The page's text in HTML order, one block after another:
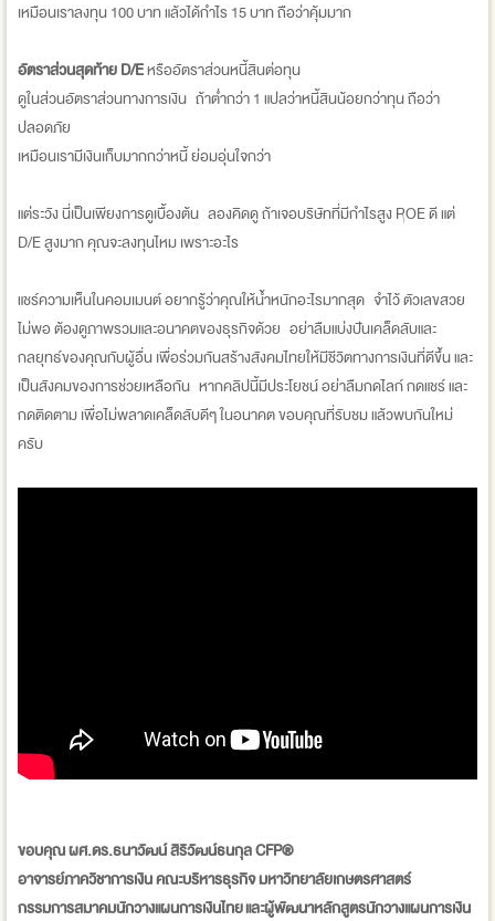
เหมือนเราลงทุน 100 บาท แล้วได้กำไร 15 บาท ถือว่าคุ้มมาก
อัตราส่วนสุดท้าย D/Eหรืออัตราส่วนหนี้สินต่อทุน
ดูในส่วนอัตราส่วนทางการเงิน ถ้าต่ำกว่า 1 แปลว่าหนี้สินน้อยกว่าทุน ถือว่า
ปลอดภัย
เหมือนเรามีเงินเก็บมากกว่าหนี้ ย่อมอุ่นใจกว่า
แต่ระวัง นี่เป็นเพียงการดูเบื้องต้น ลองคิดดู ถ้าเจอบริษัทที่มีกำไรสูง ROE ดี แต่
D/E สูงมาก คุณจะลงทุนไหม เพราะอะไร
แชร์ความเห็นในคอมเมนต์ อยากรู้ว่าคุณให้น้ำหนักอะไรมากสุด จำไว้ ตัวเลขสวย
ไม่พอ ต้องดูภาพรวมและอนาคตของธุรกิจด้วย อย่าลืมแบ่งปันเคล็ดลับและ
กลยุทธ์ของคุณกับผู้อื่น เพื่อร่วมกันสร้างสังคมไทยให้มีชีวิตทางการเงินที่ดีขึ้น และ
เป็นสังคมของการช่วยเหลือกัน หากคลิปนี้มีประโยชน์ อย่าลืมกดไลก์ กดแชร์ และ
กดติดตาม เพื่อไม่พลาดเคล็ดลับดีๆ ในอนาคต ขอบคุณที่รับชม แล้วพบกันใหม่
ครับ
ขอบคุณ ผศ.ดร.ธนาวัฒน์ สิริวัฒน์ธนกุล CFP®
อาจารย์ภาควิชาการเงิน คณะบริหารธุรกิจ มหาวิทยาลัยเกษตรศาสตร์
กรรมการสมาคมนักวางแผนการเงินไทย และผู้พัฒนาหลักสูตรนักวางแผนการเงิน